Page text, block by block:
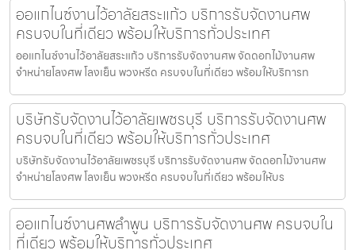
ออแกไนซ์งานไว้อาลัยสระแก้ว บริการรับจัดงานศพ
ครบจบในที่เดียว พร้อมให้บริการทั่วประเทศ
ออแกไนซ์งานไว้อาลัยสระแก้ว บริการรับจัดงานศพ จัดดอกไม้งานศพ
จำหน่ายโลงศพ โลงเย็น พวงหรีด ครบจบในที่เดียว พร้อมให้บริการท
บริษัทรับจัดงานไว้อาลัยเพชรบุรี บริการรับจัดงานศพ
ครบจบในที่เดียว พร้อมให้บริการทั่วประเทศ
บริษัทรับจัดงานไว้อาลัยเพชรบุรี บริการรับจัดงานศพ จัดดอกไม้งานศพ
จำหน่ายโลงศพ โลงเย็น พวงหรีด ครบจบในที่เดียว พร้อมให้บร
ออแกไนซ์งานศพลำพูน บริการรับจัดงานศพ ครบจบใน
ที่เดียว พร้อมให้บริการทั่วประเทศ